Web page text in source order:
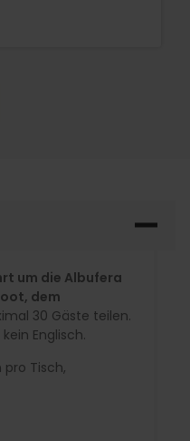
um die Albufera
dem
30 Gäste teilen.
Englisch.
pro Tisch,